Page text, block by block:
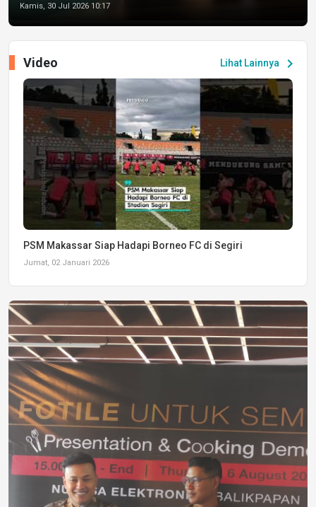
Kamis, 30 Jul 2026 10:17
Lihat Lainnya chevron_right
Video
PSM Makassar Siap Hadapi Borneo FC di Segiri
Jumat, 02 Januari 2026